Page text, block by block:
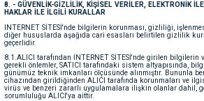
8. - GÜVENLİK-GİZLİLİK, KİŞİSEL VERİLER, ELEKTRONİK
HAKLAR İLE İLGİLİ KURALLAR
INTERNET SİTESİ'nde bilgilerin korunması, gizliliği,
diğer hususlarda aşağıda cari esasları belirtilen gizlilik
geçerlidir.
8.1.ALICI tarafından İNTERNET SİTESİ'nde girilen bilgilerin
gerekli önlemler, SATICI tarafındaki sistem altyapısında,
günümüz teknik imkanları ölçüsünde alınmıştır. Bununla
cihazından girildiğinden ALICI tarafında korunmaları ve
virüs ve benzeri zararlı uygulamalara ilişkin olanlar dahil,
sorumluluğu ALICI'ya aittir.